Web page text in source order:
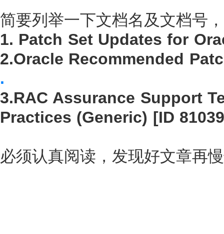
简要列举一下文档名及文档号
1. Patch Set Updates for
2.Oracle Recommended Patc
.
3.RAC Assurance Support
Practices (Generic) [ID
必须认真阅读，发现好文章再